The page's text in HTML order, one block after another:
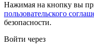
Нажимая на кнопку вы
пользовательского
безопасности.
Войти через